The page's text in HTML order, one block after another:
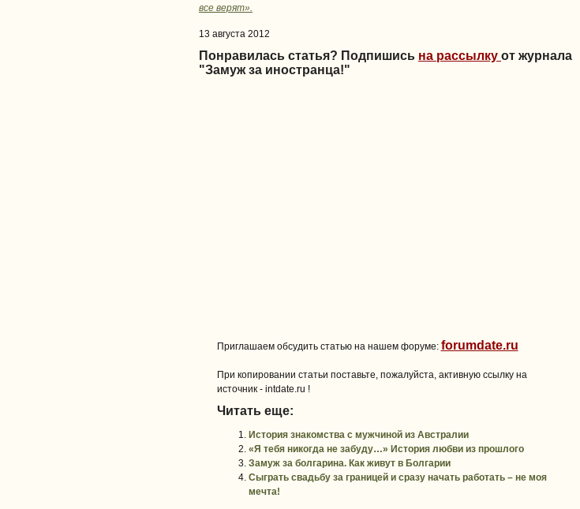
все верят».
13 августа 2012
Понравилась статья? Подпишись на рассылку от журнала
"Замуж за иностранца!"
Приглашаем обсудить статью на нашем форуме: forumdate.ru
При копировании статьи поставьте, пожалуйста, активную ссылку на
источник - intdate.ru !
Читать еще:
История знакомства с мужчиной из Австралии
«Я тебя никогда не забуду…» История любви из прошлого
Замуж за болгарина. Как живут в Болгарии
Сыграть свадьбу за границей и сразу начать работать – не моя
мечта!